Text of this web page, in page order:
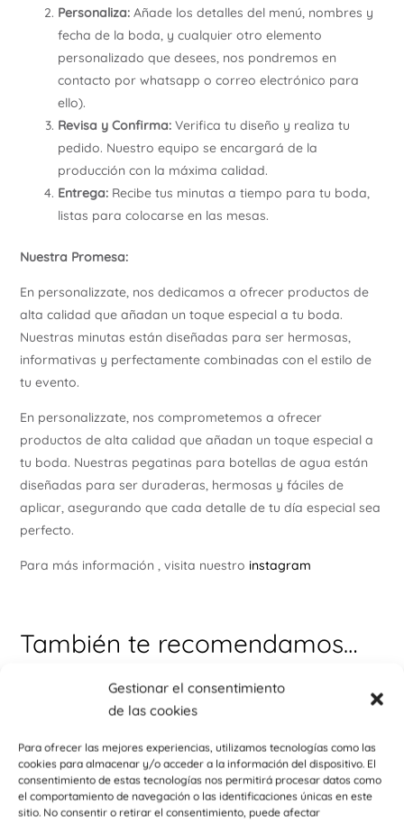
Gestionar el consentimiento
de las cookies
Para ofrecer las mejores experiencias, utilizamos tecnologías como las
cookies para almacenar y/o acceder a la información del dispositivo. El
consentimiento de estas tecnologías nos permitirá procesar datos como
el comportamiento de navegación o las identificaciones únicas en este
sitio. No consentir o retirar el consentimiento, puede afectar
Personaliza:Añade los detalles del menú, nombres y
fecha de la boda, y cualquier otro elemento
personalizado que desees, nos pondremos en
contacto por whatsapp o correo electrónico para
ello).
Revisa y Confirma:Verifica tu diseño y realiza tu
pedido. Nuestro equipo se encargará de la
producción con la máxima calidad.
Entrega:Recibe tus minutas a tiempo para tu boda,
listas para colocarse en las mesas.
Nuestra Promesa:
En personalizzate, nos dedicamos a ofrecer productos de
alta calidad que añadan un toque especial a tu boda.
Nuestras minutas están diseñadas para ser hermosas,
informativas y perfectamente combinadas con el estilo de
tu evento.
En personalizzate, nos comprometemos a ofrecer
productos de alta calidad que añadan un toque especial a
tu boda. Nuestras pegatinas para botellas de agua están
diseñadas para ser duraderas, hermosas y fáciles de
aplicar, asegurando que cada detalle de tu día especial sea
perfecto.
Para más información , visita nuestro instagram
También te recomendamos…
Este
producto
múltiples
variantes.
Las